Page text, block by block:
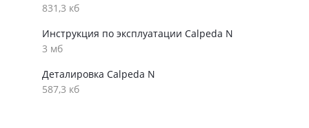
831,3 кб
Инструкция по эксплуатации Calpeda N
3 мб
Деталировка Calpeda N
587,3 кб